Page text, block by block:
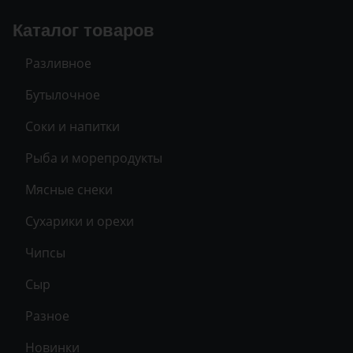
Каталог товаров
Разливное
Бутылочное
Соки и напитки
Рыба и морепродукты
Мясные снеки
Сухарики и орехи
Чипсы
Сыр
Разное
Новинки